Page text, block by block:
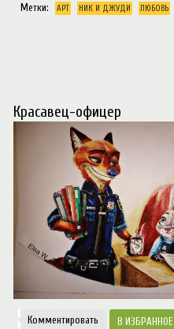
Метки: АРТ НИК И ДЖУДИ ЛЮБОВЬ
Красавец-офицер
Комментировать ИЗБРАННОЕ